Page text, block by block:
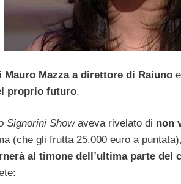
Mazza a direttore di Raiuno
proprio futuro.
Signorini Showaveva rivelato di non
(che gli frutta 25.000 euro a
al timone dell’ultima parte del